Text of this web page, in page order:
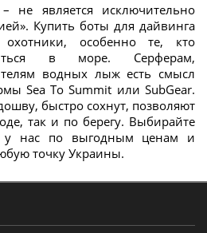
не является исключительно
Купить боты для дайвинга
особенно те, кто
в море. Серферам,
водных лыж есть смысл
Sea To Summit или SubGear.
быстро сохнут, позволяют
так и по берегу. Выбирайте
у нас по выгодным ценам и
точку Украины.